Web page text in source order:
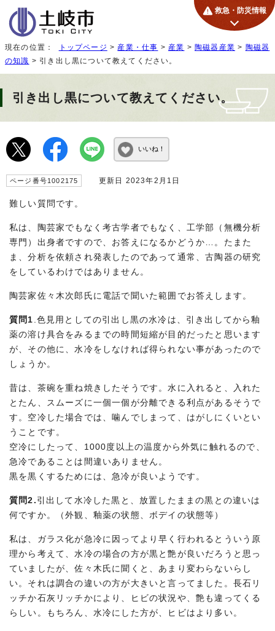
救急・防災情報
現在の位置： トップページ > 産業・仕事 > 産業 >陶磁器産業 > 陶磁器
の知識 > 引き出し黒について教えてください。
引き出し黒について教えてください。
いいね！
ページ番号1002175 更新日 2023年2月1日
難しい質問です。
私は、陶芸家でもなく考古学者でもなく、工学部（無機分析
専門）出身者ですので、お答えになるかどうか…。たまた
ま、分析を依頼され発表したのであって通常、古陶器の研究
をしているわけではありません。
陶芸家佐々木次郎氏に電話で聞いた範囲でお答えします。
質問1 .色見用としての引出し黒の水冷は、引き出してから釉
薬の溶け具合をみるまでの時間短縮が目的だったと思います
が、その他に、水冷をしなければ得られない事があったので
しょうか。
昔は、茶碗を重ね焼きしたそうです。水に入れると、入れた
とたん、スムーズに一個一個が分離できる利点があるそうで
す。空冷した場合では、噛んでしまって、はがしにくいとい
うことです。
空冷にしたって、1000度以上の温度から外気に触れるので、
急冷であることは間違いありません。
黒を黒くするためには、急冷が良いようです。
質問2. 引出して水冷した黒と、放置したままの黒との違いは
何ですか。（外観、釉薬の状態、ボデイの状態等）
私は、ガラス化が急冷に因ってより早く行われるとういう原
理から考えて、水冷の場合の方が黒と艶が良いだろうと思っ
ていましたが、佐々木氏に聞くと、あまり変わらないらし
い。それは調合の違いの方が大きいと言ってました。長石リ
ッチか石灰リッチかにより、ヒビの状況や、艶も違ってくる
らしい。もちろん、水冷にした方が、ヒビはより多い。